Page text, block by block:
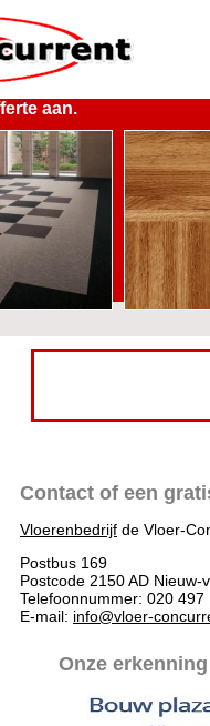
aan.
Contact of een
Vloerenbedrijf de Vloer-
Postbus 169
Postcode 2150 AD Nieuw-
Telefoonnummer: 020 497
E-mail: info@vloer-
Onze